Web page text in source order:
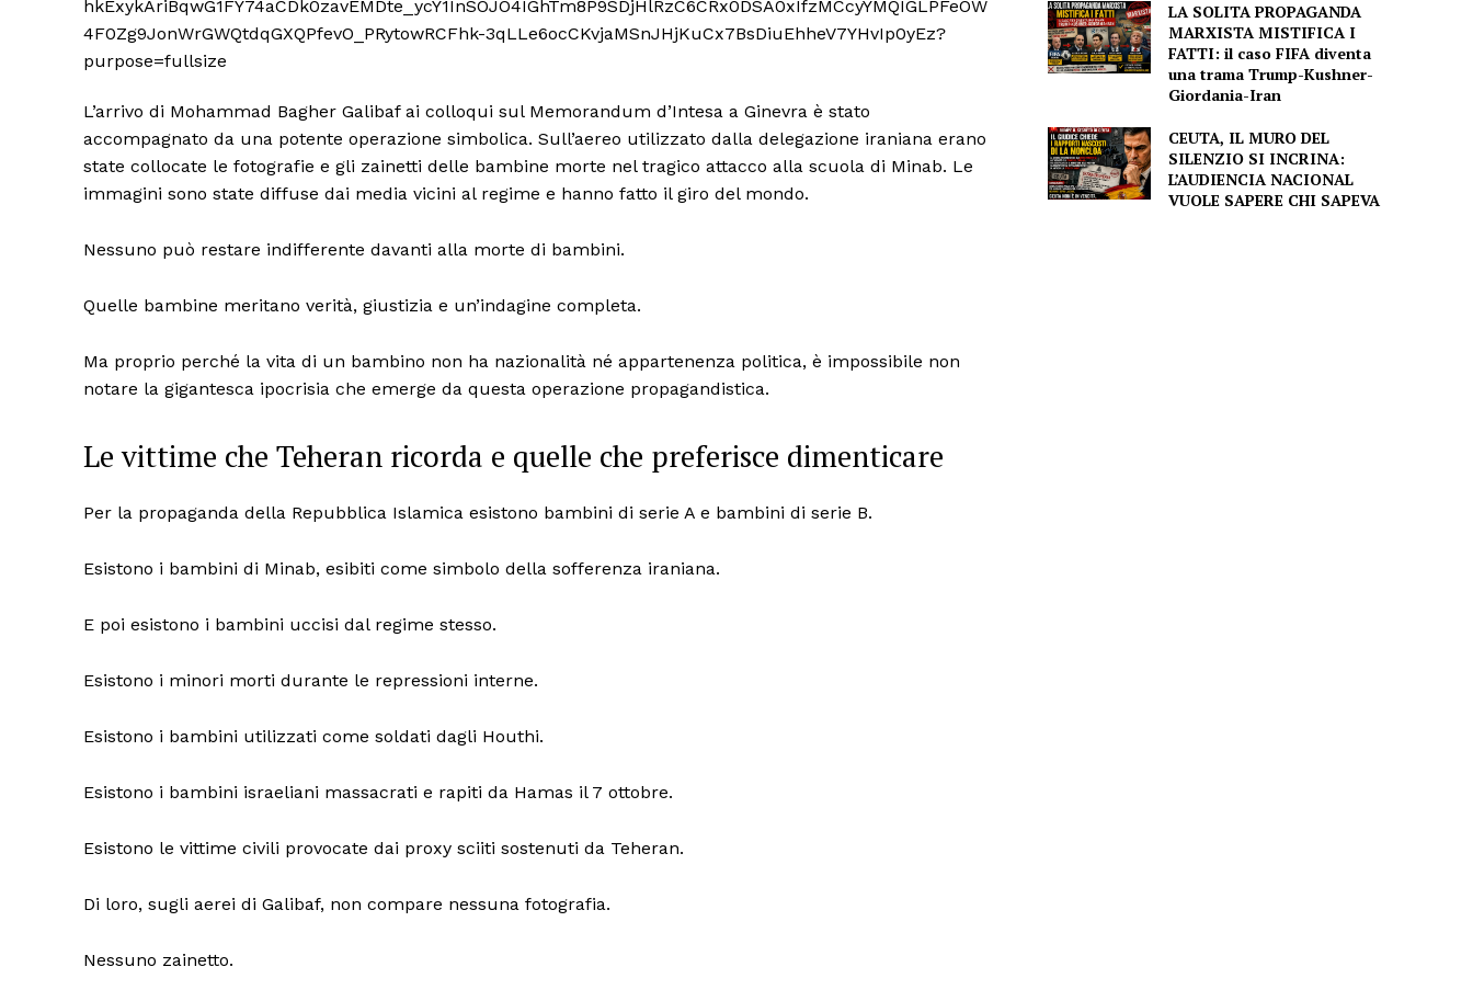
ISCRIVITI ORA
Politica
Donazione
L’arrivo di Mohammad Bagher Galibaf ai colloqui sul Memorandum d’Intesa a Ginevra è stato
accompagnato da una potente operazione simbolica. Sull’aereo utilizzato dalla delegazione iraniana erano
state collocate le fotografie e gli zainetti delle bambine morte nel tragico attacco alla scuola di Minab. Le
immagini sono state diffuse dai media vicini al regime e hanno fatto il giro del mondo.
Nessuno può restare indifferente davanti alla morte di bambini.
Quelle bambine meritano verità, giustizia e un’indagine completa.
Ma proprio perché la vita di un bambino non ha nazionalità né appartenenza politica, è impossibile non
notare la gigantesca ipocrisia che emerge da questa operazione propagandistica.
Le vittime che Teheran ricorda e quelle che preferisce dimenticare
Per la propaganda della Repubblica Islamica esistono bambini di serie A e bambini di serie B.
Esistono i bambini di Minab, esibiti come simbolo della sofferenza iraniana.
E poi esistono i bambini uccisi dal regime stesso.
Esistono i minori morti durante le repressioni interne.
Esistono i bambini utilizzati come soldati dagli Houthi.
Esistono i bambini israeliani massacrati e rapiti da Hamas il 7 ottobre.
Esistono le vittime civili provocate dai proxy sciiti sostenuti da Teheran.
Di loro, sugli aerei di Galibaf, non compare nessuna fotografia.
Nessuno zainetto.
LA SOLITA PROPAGANDA
MARXISTA MISTIFICA I
FATTI: il caso FIFA diventa
una trama Trump-Kushner-
Giordania-Iran
CEUTA, IL MURO DEL
SILENZIO SI INCRINA:
L’AUDIENCIA NACIONAL
VUOLE SAPERE CHI SAPEVA